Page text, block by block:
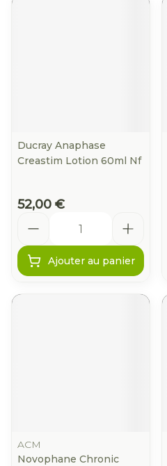
Ducray Anaphase
Creastim Lotion 60ml Nf
52,00 €
Ajouter au panier
ACM
Novophane Chronic